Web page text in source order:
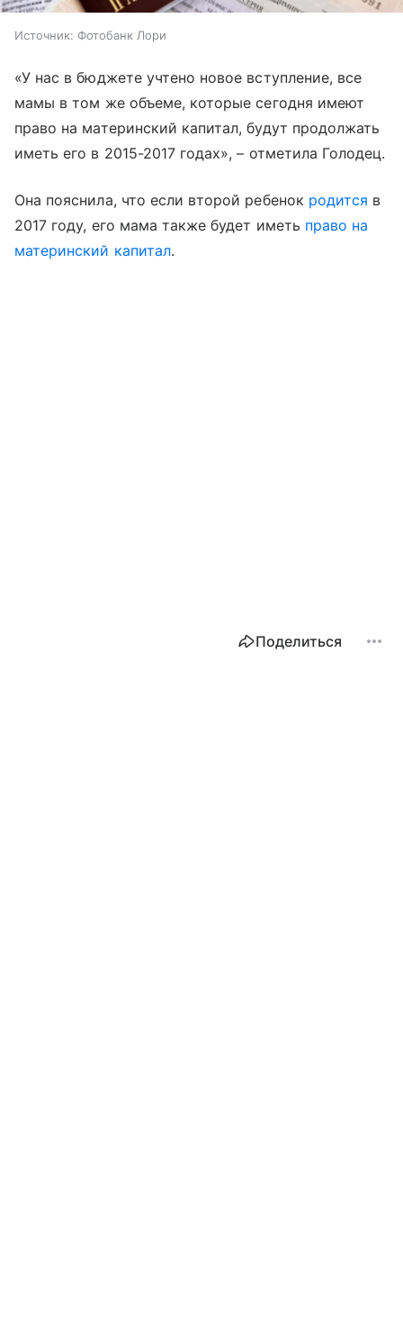
Источник: Фотобанк Лори
«У нас в бюджете учтено новое вступление, все
мамы в том же объеме, которые сегодня имеют
право на материнский капитал, будут продолжать
иметь его в 2015-2017 годах», – отметила Голодец.
Она пояснила, что если второй ребенок родится в
2017 году, его мама также будет иметь право на
материнский капитал.
Поделиться